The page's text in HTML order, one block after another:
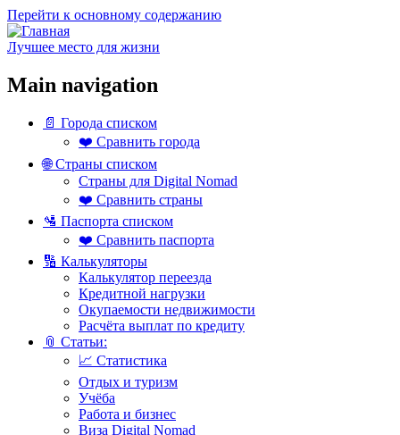
Перейти к основному содержанию
Лучшее место для жизни
Main navigation
📄 Города списком
❤️ Сравнить города
🌐 Страны списком
Страны для Digital Nomad
❤️ Сравнить страны
🛂 Паспорта списком
❤️ Сравнить паспорта
🔢 Калькуляторы
Калькулятор переезда
Кредитной нагрузки
Окупаемости недвижимости
Расчёта выплат по кредиту
📎 Статьи:
📈 Статистика
Отдых и туризм
Учёба
Работа и бизнес
Виза Digital Nomad